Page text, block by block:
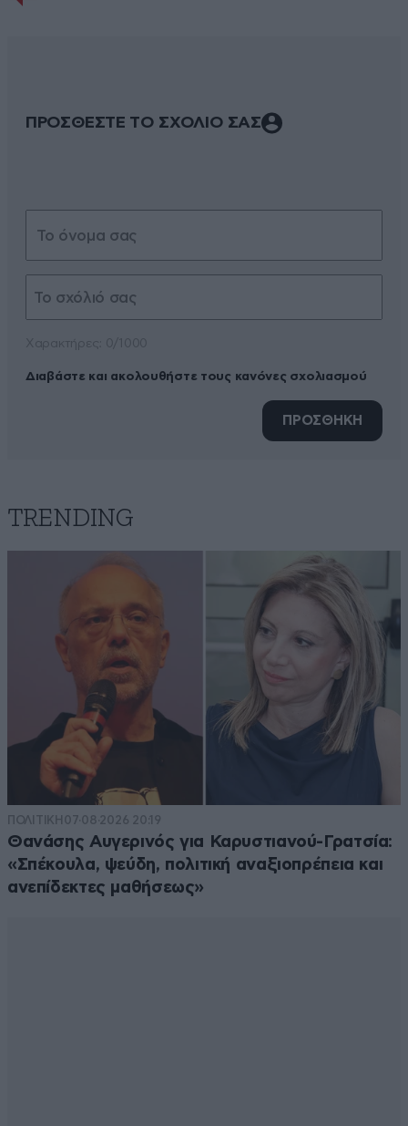
ΠΡΟΣΘΕΣΤΕ ΤΟ ΣΧΟΛΙΟ ΣΑΣ
Διαβάστε και ακολουθήστε τους κανόνες σχολιασμού
ΠΡΟΣΘΗΚΗ
TRENDING
ΠΟΛΙΤΙΚΗ 07·08·2026 20:19
Θανάσης Αυγερινός για Καρυστιανού-Γρατσία:
«Σπέκουλα, ψεύδη, πολιτική αναξιοπρέπεια και
ανεπίδεκτες μαθήσεως»